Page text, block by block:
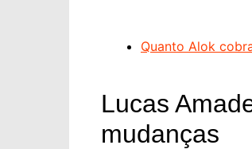
Quanto Alok
Lucas
mudanças